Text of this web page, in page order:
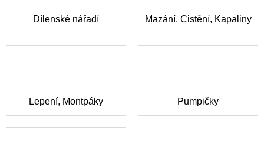
Dílenské nářadí Mazání, Čistění, Kapaliny
Lepení, Montpáky Pumpičky